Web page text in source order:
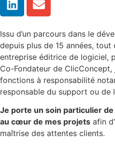
Issu d’un parcours dans le
depuis plus de 15 années, tout
entreprise éditrice de logiciel,
Co-Fondateur de ClicConcept,
fonctions à responsabilité
responsable du support ou de
Je porte un soin particulier
au cœur de mes projets afin
maîtrise des attentes clients.